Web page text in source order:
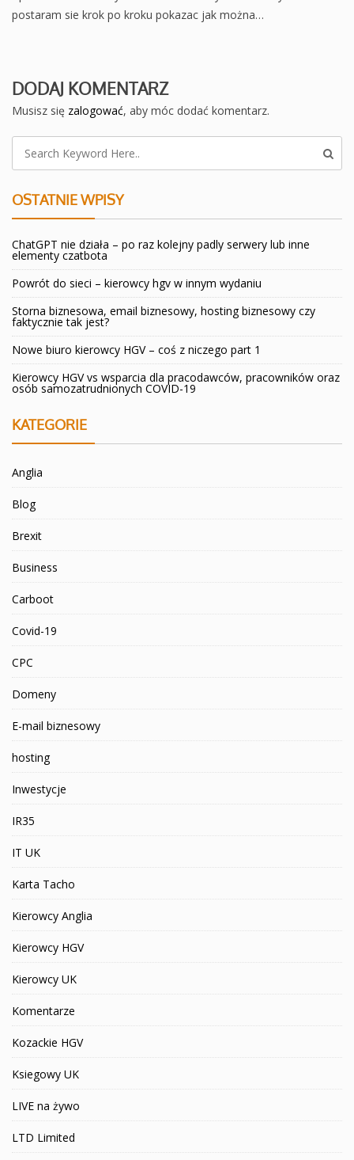
postaram sie krok po kroku pokazac jak można…
DODAJ KOMENTARZ
Musisz się zalogować, aby móc dodać komentarz.
OSTATNIE WPISY
ChatGPT nie działa – po raz kolejny padly serwery lub inne
elementy czatbota
Powrót do sieci – kierowcy hgv w innym wydaniu
Storna biznesowa, email biznesowy, hosting biznesowy czy
faktycznie tak jest?
Nowe biuro kierowcy HGV – coś z niczego part 1
Kierowcy HGV vs wsparcia dla pracodawców, pracowników oraz
osób samozatrudnionych COVID-19
KATEGORIE
Anglia
Blog
Brexit
Business
Carboot
Covid-19
CPC
Domeny
E-mail biznesowy
hosting
Inwestycje
IR35
IT UK
Karta Tacho
Kierowcy Anglia
Kierowcy HGV
Kierowcy UK
Komentarze
Kozackie HGV
Ksiegowy UK
LIVE na żywo
LTD Limited